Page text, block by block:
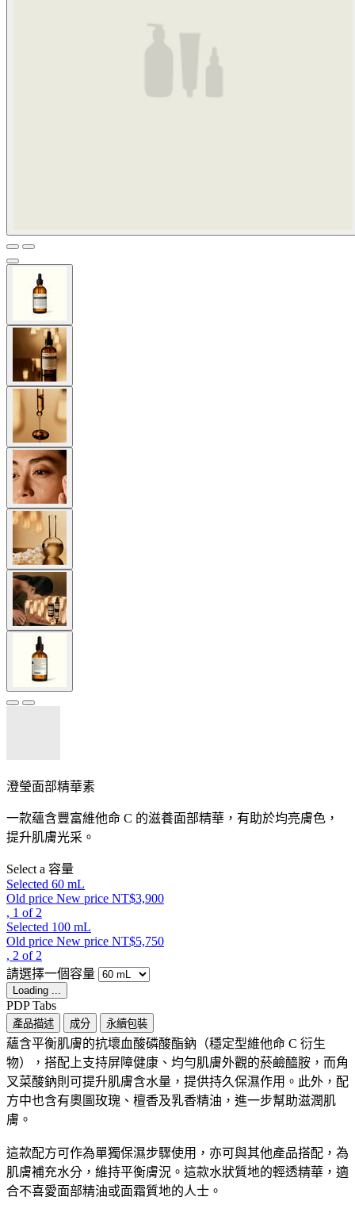
澄瑩面部精華素
一款蘊含豐富維他命 C 的滋養面部精華，有助於均亮膚色，
提升肌膚光采。
Select a 容量
Selected 60 mL
Old price New price NT$3,900
, 1 of 2
Selected 100 mL
Old price New price NT$5,750
, 2 of 2
請選擇一個容量
Loading ...
PDP Tabs
產品描述 成分 永續包裝
蘊含平衡肌膚的抗壞血酸磷酸酯鈉（穩定型維他命 C 衍生
物），搭配上支持屏障健康、均勻肌膚外觀的菸鹼醯胺，而角
叉菜酸鈉則可提升肌膚含水量，提供持久保濕作用。此外，配
方中也含有奧圖玫瑰、檀香及乳香精油，進一步幫助滋潤肌
膚。 ​ ​
這款配方可作為單獨保濕步驟使用，亦可與其他產品搭配，為
肌膚補充水分，維持平衡膚況。這款水狀質地的輕透精華，適
合不喜愛面部精油或面霜質地的人士。